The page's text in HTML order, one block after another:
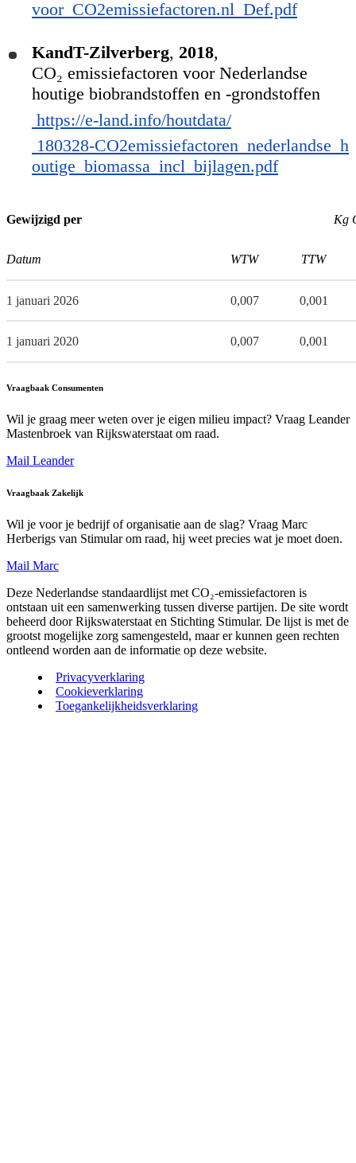
voor_CO2emissiefactoren.nl_Def.pdf
KandT-Zilverberg, 2018,
CO₂ emissiefactoren voor Nederlandse
houtige biobrandstoffen en -grondstoffen
https://e-land.info/houtdata/
180328-CO2emissiefactoren_nederlandse_h
outige_biomassa_incl_bijlagen.pdf
Gewijzigd per Kg
Datum WTW TTW
1 januari 2026 0,007 0,001
1 januari 2020 0,007 0,001
Vraagbaak Consumenten
Wil je graag meer weten over je eigen milieu impact? Vraag Leander
Mastenbroek van Rijkswaterstaat om raad.
Mail Leander
Vraagbaak Zakelijk
Wil je voor je bedrijf of organisatie aan de slag? Vraag Marc
Herberigs van Stimular om raad, hij weet precies wat je moet doen.
Mail Marc
Deze Nederlandse standaardlijst met CO₂-emissiefactoren is
ontstaan uit een samenwerking tussen diverse partijen. De site wordt
beheerd door Rijkswaterstaat en Stichting Stimular. De lijst is met de
grootst mogelijke zorg samengesteld, maar er kunnen geen rechten
ontleend worden aan de informatie op deze website.
Privacyverklaring
Cookieverklaring
Toegankelijkheidsverklaring